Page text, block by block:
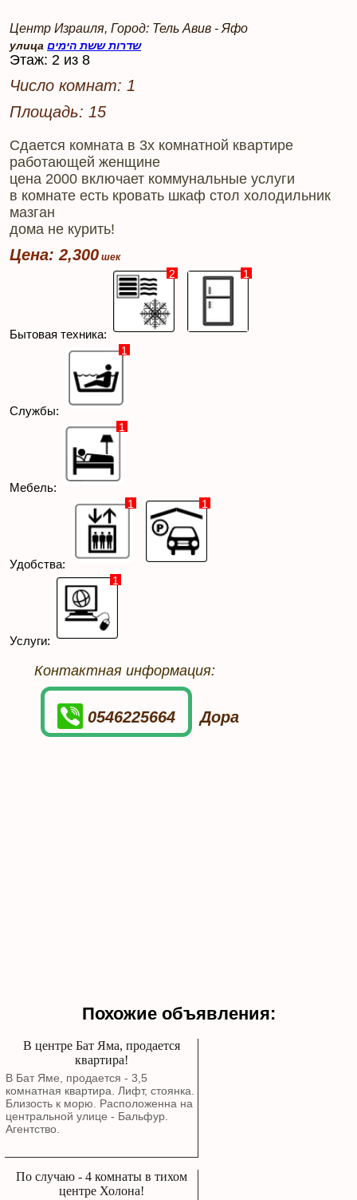
Центр Израиля, Город: Тель Авив - Яфо
улица שדרות ששת הימים
Этаж: 2 из 8
Число комнат: 1
Площадь: 15
Сдается комната в 3х комнатной квартире
работающей женщине
цена 2000 включает коммунальные услуги
в комнате есть кровать шкаф стол холодильник
мазган
дома не курить!
Цена: 2,300
Бытовая техника:
2 1
Службы:
1
Мебель:
1
Удобства:
1 1
Услуги:
1
Контактная информация:
0546225664 Дора
Похожие объявления:
В центре Бат Яма, продается
квартира!
В Бат Яме, продается - 3,5
комнатная квартира. Лифт, стоянка.
Близость к морю. Расположенна на
центральной улице - Бальфур.
Агентство.
По случаю - 4 комнаты в тихом
центре Холона!